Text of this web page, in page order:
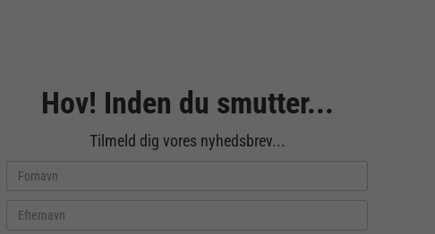
Hov! Inden du smutter...
Tilmeld dig vores nyhedsbrev...